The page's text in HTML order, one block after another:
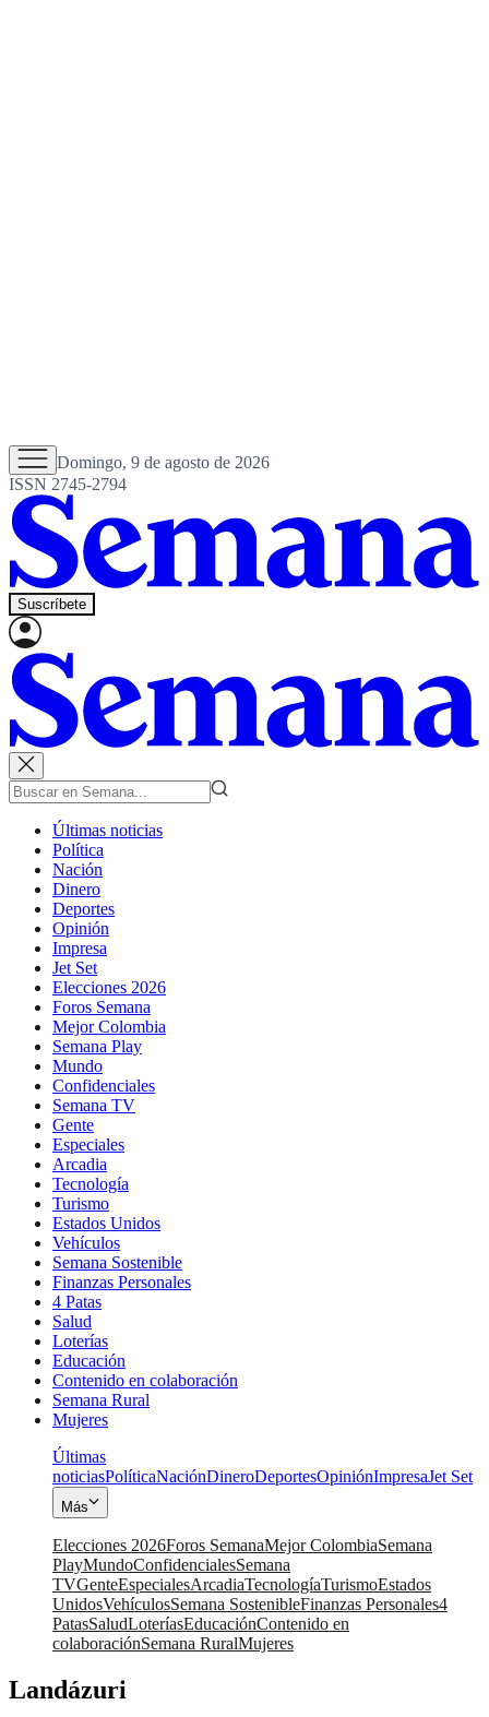
Domingo, 9 de agosto de 2026
ISSN 2745-2794
Suscríbete
Últimas noticias
Política
Nación
Dinero
Deportes
Opinión
Impresa
Jet Set
Elecciones 2026
Foros Semana
Mejor Colombia
Semana Play
Mundo
Confidenciales
Semana TV
Gente
Especiales
Arcadia
Tecnología
Turismo
Estados Unidos
Vehículos
Semana Sostenible
Finanzas Personales
4 Patas
Salud
Loterías
Educación
Contenido en colaboración
Semana Rural
Mujeres
Últimas
noticiasPolíticaNaciónDineroDeportesOpiniónImpresaJet Set
Más
Elecciones 2026Foros SemanaMejor ColombiaSemana
PlayMundoConfidencialesSemana
TVGenteEspecialesArcadiaTecnologíaTurismoEstados
UnidosVehículosSemana SostenibleFinanzas Personales4
PatasSaludLoteríasEducaciónContenido en
colaboraciónSemana RuralMujeres
Landázuri